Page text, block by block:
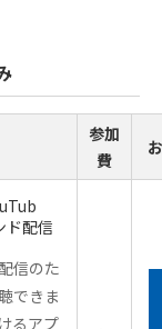
参加
費
ド配信
信のた
できま
るアプ